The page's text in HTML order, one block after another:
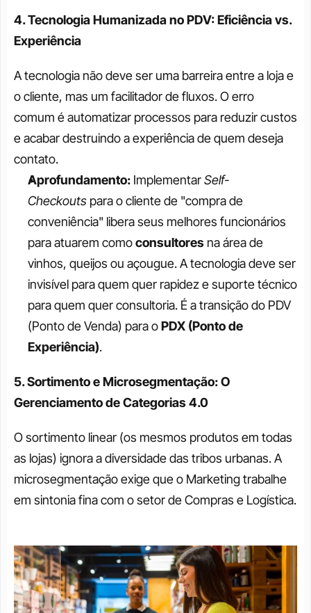
4. Tecnologia Humanizada no PDV: Eficiência vs.
Experiência
A tecnologia não deve ser uma barreira entre a loja e
o cliente, mas um facilitador de fluxos. O erro
comum é automatizar processos para reduzir custos
e acabar destruindo a experiência de quem deseja
contato.
Aprofundamento: Implementar Self-
Checkouts para o cliente de "compra de
conveniência" libera seus melhores funcionários
para atuarem como consultores na área de
vinhos, queijos ou açougue. A tecnologia deve ser
invisível para quem quer rapidez e suporte técnico
para quem quer consultoria. É a transição do PDV
(Ponto de Venda) para o PDX (Ponto de
Experiência).
5. Sortimento e Microsegmentação: O
Gerenciamento de Categorias 4.0
O sortimento linear (os mesmos produtos em todas
as lojas) ignora a diversidade das tribos urbanas. A
microsegmentação exige que o Marketing trabalhe
em sintonia fina com o setor de Compras e Logística.